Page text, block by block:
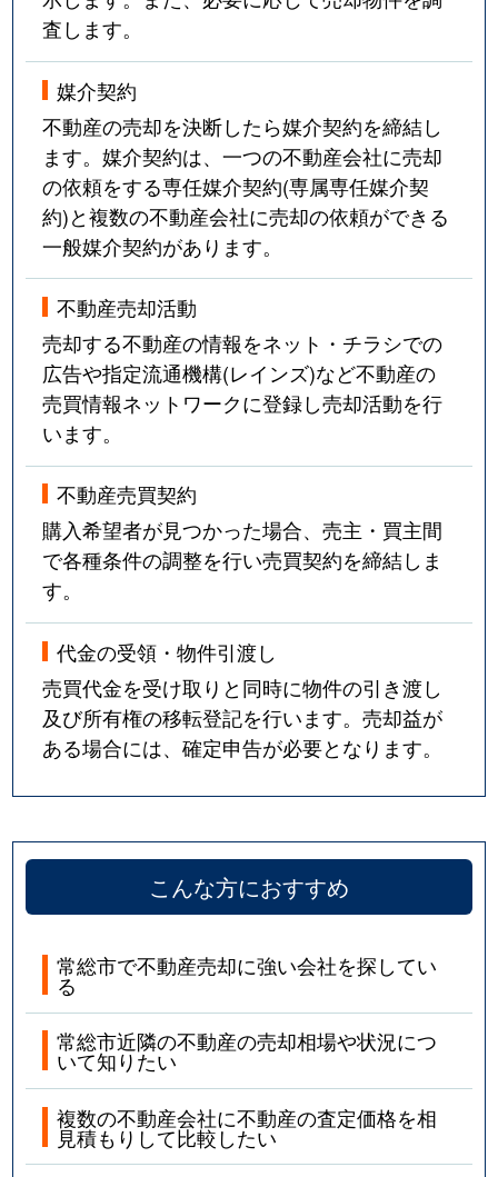
査します。
媒介契約
不動産の売却を決断したら媒介契約を締結し
ます。媒介契約は、一つの不動産会社に売却
の依頼をする専任媒介契約(専属専任媒介契
約)と複数の不動産会社に売却の依頼ができる
一般媒介契約があります。
不動産売却活動
売却する不動産の情報をネット・チラシでの
広告や指定流通機構(レインズ)など不動産の
売買情報ネットワークに登録し売却活動を行
います。
不動産売買契約
購入希望者が見つかった場合、売主・買主間
で各種条件の調整を行い売買契約を締結しま
す。
代金の受領・物件引渡し
売買代金を受け取りと同時に物件の引き渡し
及び所有権の移転登記を行います。売却益が
ある場合には、確定申告が必要となります。
こんな方におすすめ
常総市で不動産売却に強い会社を探してい
る
常総市近隣の不動産の売却相場や状況につ
いて知りたい
複数の不動産会社に不動産の査定価格を相
見積もりして比較したい